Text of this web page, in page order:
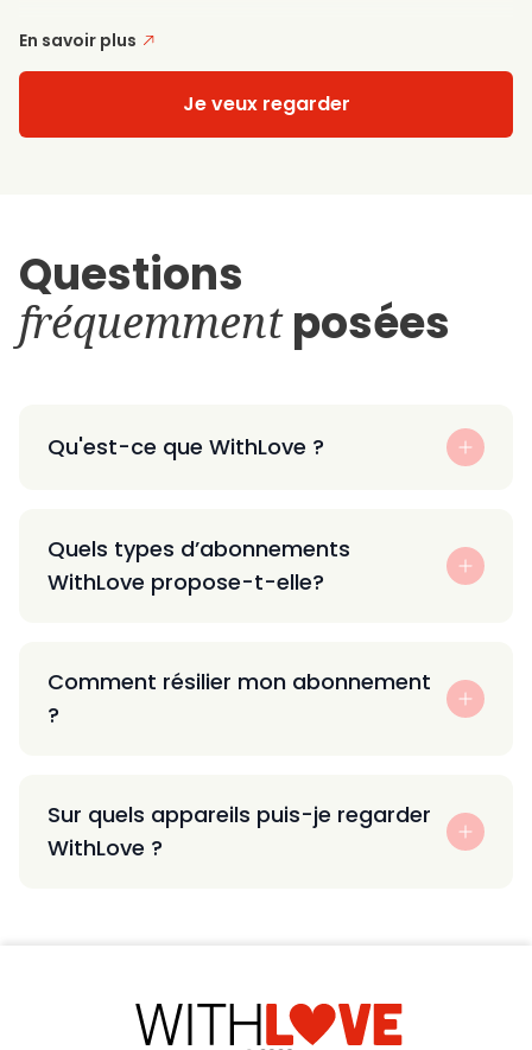
En savoir plus
Je veux regarder
Questions
fréquemmentposées
Qu'est-ce que WithLove ?
Quels types d’abonnements
WithLove propose-t-elle?
Comment résilier mon abonnement
?
Sur quels appareils puis-je regarder
WithLove ?